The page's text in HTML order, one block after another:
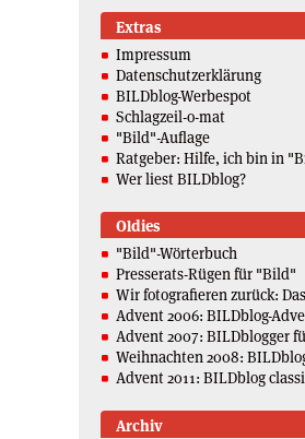
Extras
Impressum
Datenschutzerklärung
BILDblog-Werbespot
Schlagzeil-o-mat
"Bild"-Auflage
Ratgeber: Hilfe, ich bin in
Wer liest BILDblog?
Oldies
"Bild"-Wörterbuch
Presserats-Rügen für "Bild"
Wir fotografieren zurück:
Advent 2006: BILDblog-
Advent 2007: BILDblogger
Weihnachten 2008:
Advent 2011: BILDblog
Archiv